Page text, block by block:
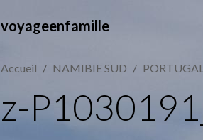
voyageenfamille
Accueil NAMIBIE SUD
z-